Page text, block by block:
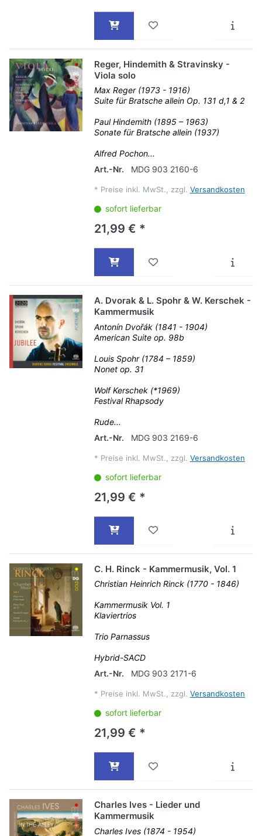
Reger, Hindemith & Stravinsky -
Viola solo
Max Reger (1973 - 1916)
Suite für Bratsche allein Op. 131 d,1 & 2
Paul Hindemith (1895 – 1963)
Sonate für Bratsche allein (1937)
Alfred Pochon...
Art.-Nr.
MDG 903 2160-6
* Preise inkl. MwSt., zzgl. Versandkosten
sofort lieferbar
21,99 € *
A. Dvorak & L. Spohr & W. Kerschek -
Kammermusik
Antonín Dvořák (1841 - 1904)
American Suite op. 98b
Louis Spohr (1784 – 1859)
Nonet op. 31
Wolf Kerschek (*1969)
Festival Rhapsody
Rude...
Art.-Nr.
MDG 903 2169-6
* Preise inkl. MwSt., zzgl. Versandkosten
sofort lieferbar
21,99 € *
C. H. Rinck - Kammermusik, Vol. 1
Christian Heinrich Rinck (1770 - 1846)
Kammermusik Vol. 1
Klaviertrios
Trio Parnassus
Hybrid-SACD
Art.-Nr.
MDG 903 2171-6
* Preise inkl. MwSt., zzgl. Versandkosten
sofort lieferbar
21,99 € *
Charles Ives - Lieder und
Kammermusik
Charles Ives (1874 - 1954)